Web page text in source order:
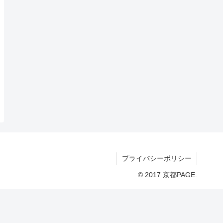
プライバシーポリシー
© 2017 京都PAGE.